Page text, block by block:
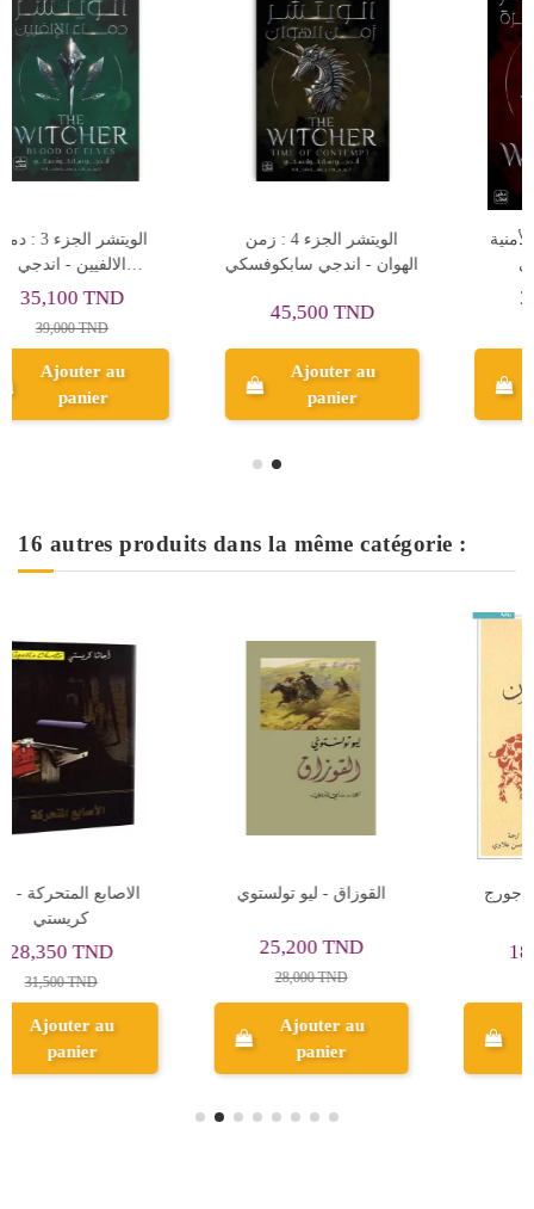
الويتشر الجزء 4 : زمن
الهوان - اندجي سابكوفسكي
Ajouter au
الويتشر الجزء 1 : الأمنية
الأخيرة - أندجي
Ajouter au
16 autres produits dans la même catégorie :
مزرعة الحيوان - جورج
ديفداس - سارات تشاندلر